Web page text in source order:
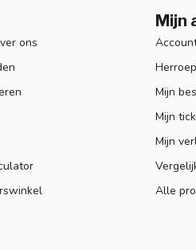
ons
Mijn
Mijn
Mijn
Mijn
Alle